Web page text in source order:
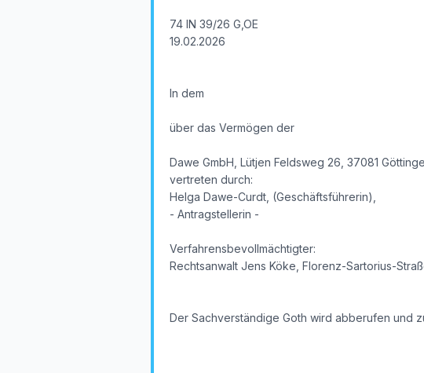
74 IN 39/26 G,OE
19.02.2026
In dem
über das Vermögen der
Dawe GmbH, Lütjen Feldsweg 26, 37081
vertreten durch:
Helga Dawe-Curdt, (Geschäftsführerin),
- Antragstellerin -
Verfahrensbevollmächtigter:
Rechtsanwalt Jens Köke, Florenz-Sartorius-
Der Sachverständige Goth wird abberufen und